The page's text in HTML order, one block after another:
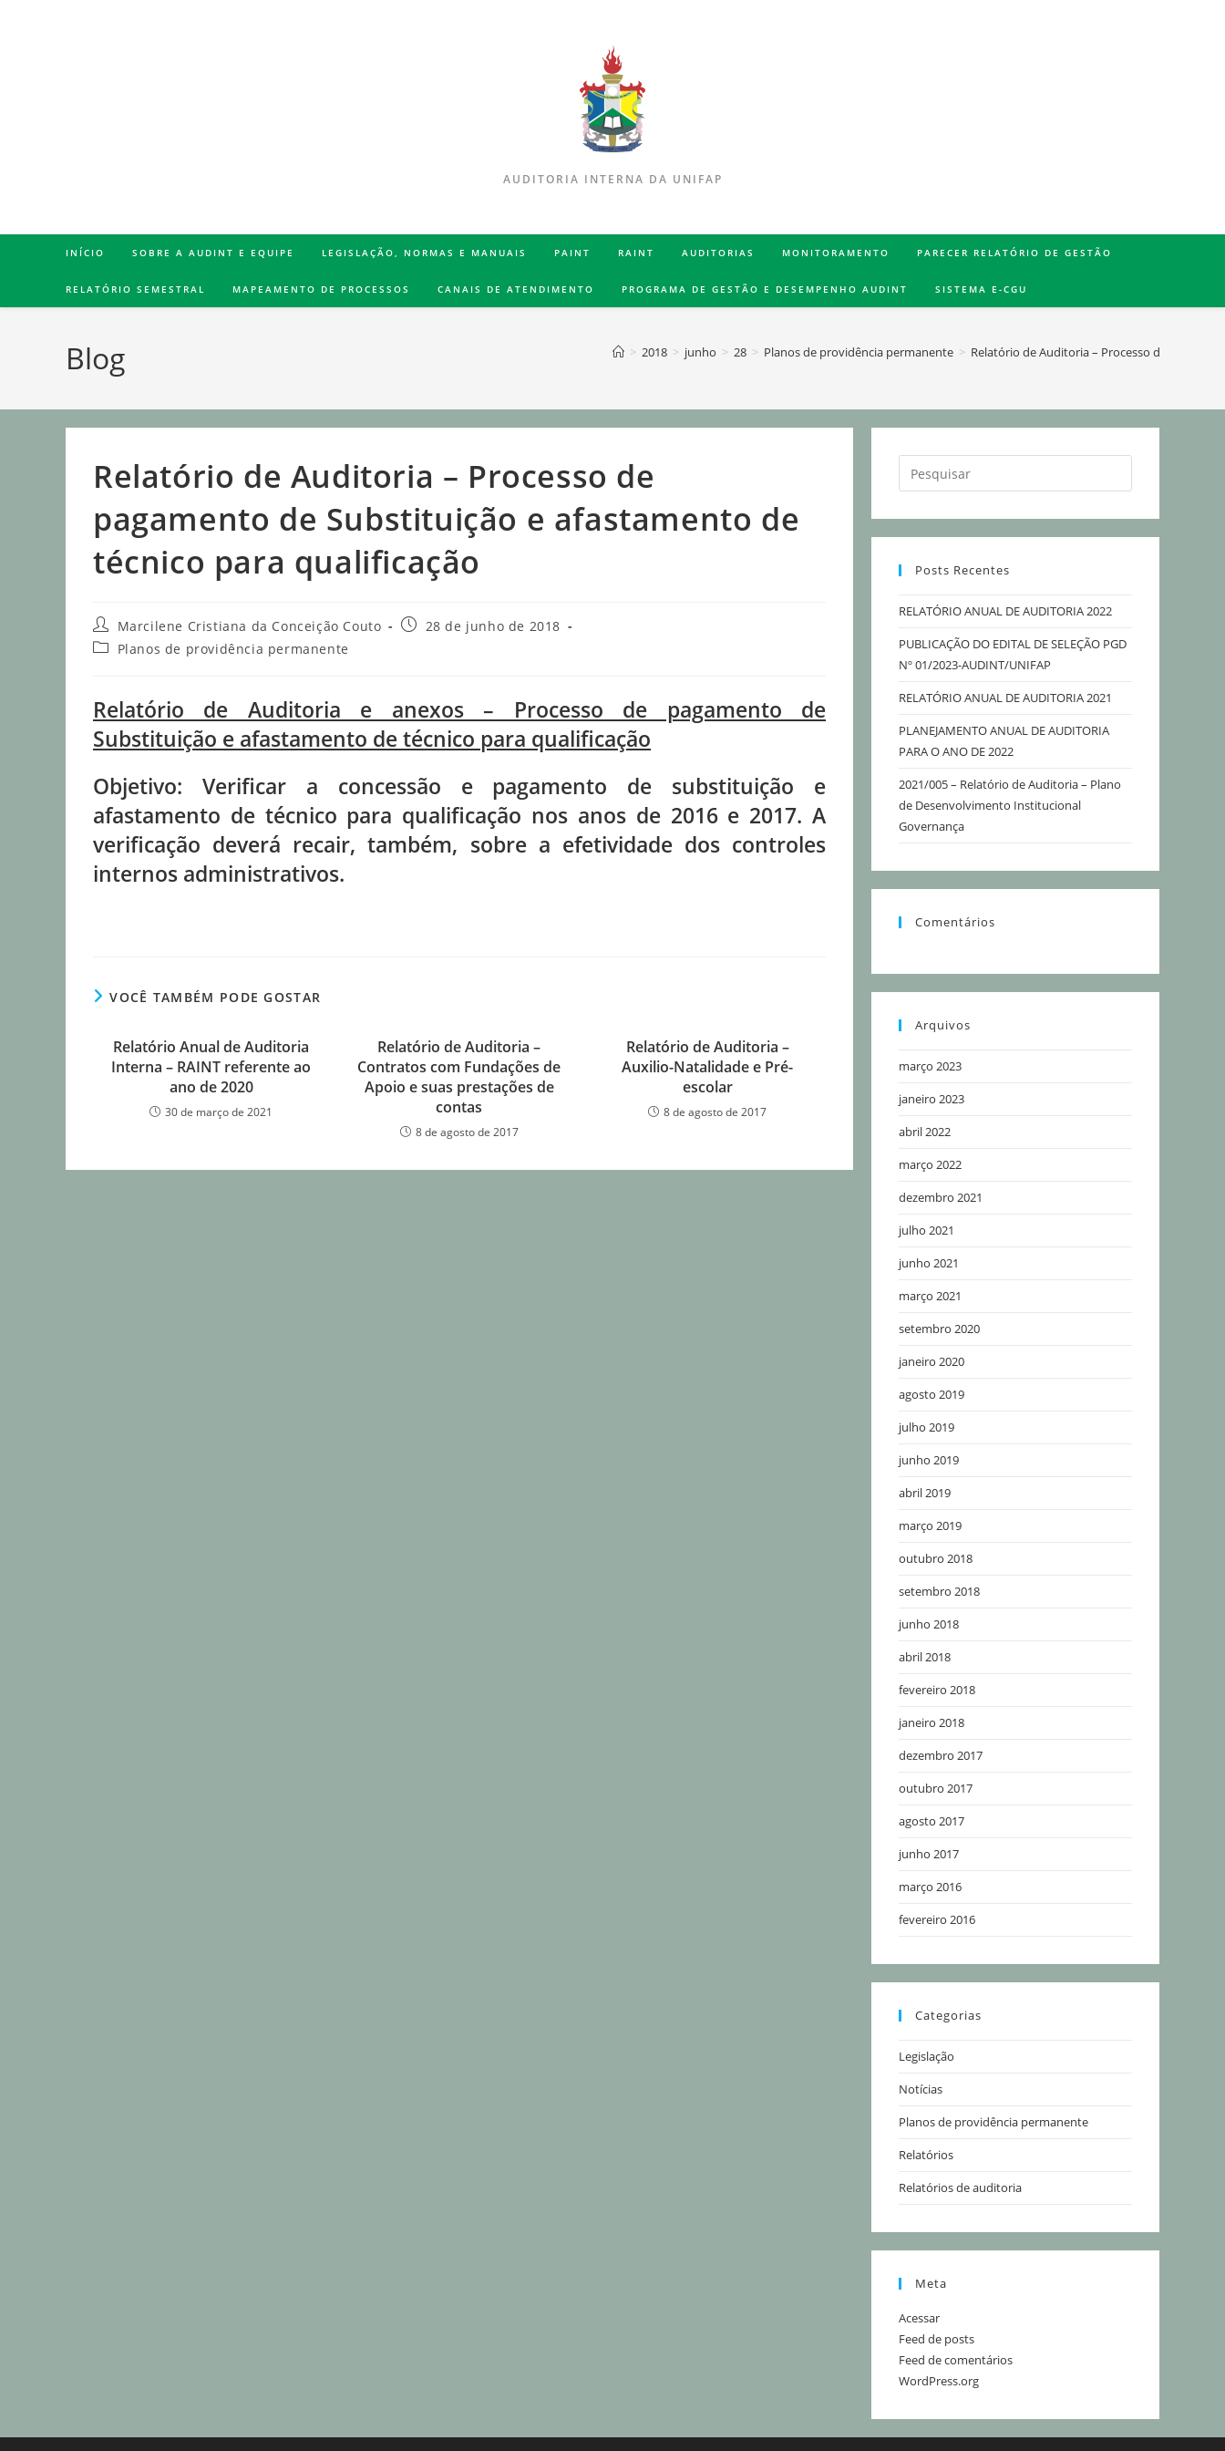
AUDITORIA INTERNA DA UNIFAP
INÍCIO SOBRE A AUDINT E EQUIPE LEGISLAÇÃO, NORMAS E MANUAIS PAINT RAINT AUDITORIAS MONITORAMENTO PARECER RELATÓRIO DE GESTÃO
RELATÓRIO SEMESTRAL MAPEAMENTO DE PROCESSOS CANAIS DE ATENDIMENTO PROGRAMA DE GESTÃO E DESEMPENHO AUDINT SISTEMA E-CGU
Blog > 2018 > junho > 28 > Planos de providência permanente > Relatório de Auditoria – Processo de
Relatório de Auditoria – Processo de
pagamento de Substituição e afastamento de
técnico para qualificação
Marcilene Cristiana da Conceição Couto
28 de junho de 2018
Planos de providência permanente
Relatório de Auditoria e anexos – Processo de pagamento de
Substituição e afastamento de técnico para qualificação
Objetivo: Verificar a concessão e pagamento de substituição e
afastamento de técnico para qualificação nos anos de 2016 e 2017. A
verificação deverá recair, também, sobre a efetividade dos controles
internos administrativos.
VOCÊ TAMBÉM PODE GOSTAR
Relatório Anual de Auditoria
Interna – RAINT referente ao
ano de 2020
30 de março de 2021
Relatório de Auditoria –
Contratos com Fundações de
Apoio e suas prestações de
contas
8 de agosto de 2017
Relatório de Auditoria –
Auxilio-Natalidade e Pré-
escolar
8 de agosto de 2017
Posts Recentes
RELATÓRIO ANUAL DE AUDITORIA 2022
PUBLICAÇÃO DO EDITAL DE SELEÇÃO PGD
Nº 01/2023-AUDINT/UNIFAP
RELATÓRIO ANUAL DE AUDITORIA 2021
PLANEJAMENTO ANUAL DE AUDITORIA
PARA O ANO DE 2022
2021/005 – Relatório de Auditoria – Plano
de Desenvolvimento Institucional
Governança
Comentários
Arquivos
março 2023
janeiro 2023
abril 2022
março 2022
dezembro 2021
julho 2021
junho 2021
março 2021
setembro 2020
janeiro 2020
agosto 2019
julho 2019
junho 2019
abril 2019
março 2019
outubro 2018
setembro 2018
junho 2018
abril 2018
fevereiro 2018
janeiro 2018
dezembro 2017
outubro 2017
agosto 2017
junho 2017
março 2016
fevereiro 2016
Categorias
Legislação
Notícias
Planos de providência permanente
Relatórios
Relatórios de auditoria
Meta
Acessar
Feed de posts
Feed de comentários
WordPress.org